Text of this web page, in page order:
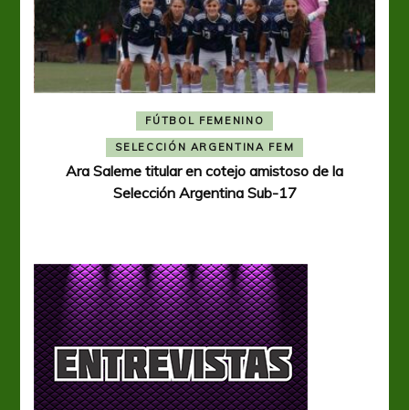
FÚTBOL FEMENINO
SELECCIÓN ARGENTINA FEM
Ara Saleme titular en cotejo amistoso de la
Selección Argentina Sub-17